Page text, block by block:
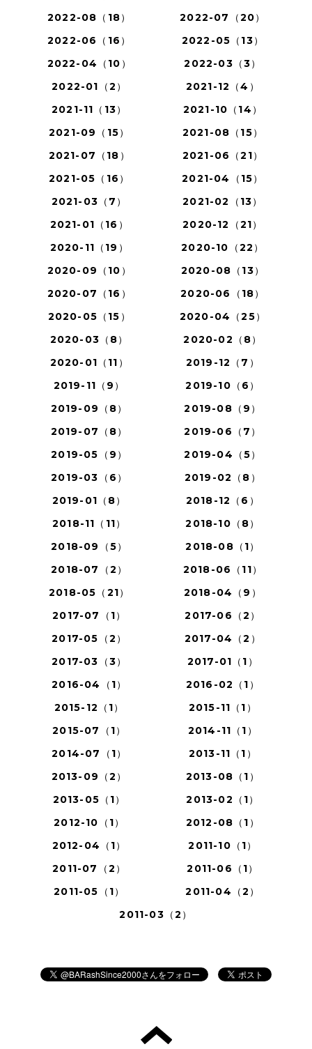
2022-08（18）
2022-07（20）
2022-06（16）
2022-05（13）
2022-04（10）
2022-03（3）
2022-01（2）
2021-12（4）
2021-11（13）
2021-10（14）
2021-09（15）
2021-08（15）
2021-07（18）
2021-06（21）
2021-05（16）
2021-04（15）
2021-03（7）
2021-02（13）
2021-01（16）
2020-12（21）
2020-11（19）
2020-10（22）
2020-09（10）
2020-08（13）
2020-07（16）
2020-06（18）
2020-05（15）
2020-04（25）
2020-03（8）
2020-02（8）
2020-01（11）
2019-12（7）
2019-11（9）
2019-10（6）
2019-09（8）
2019-08（9）
2019-07（8）
2019-06（7）
2019-05（9）
2019-04（5）
2019-03（6）
2019-02（8）
2019-01（8）
2018-12（6）
2018-11（11）
2018-10（8）
2018-09（5）
2018-08（1）
2018-07（2）
2018-06（11）
2018-05（21）
2018-04（9）
2017-07（1）
2017-06（2）
2017-05（2）
2017-04（2）
2017-03（3）
2017-01（1）
2016-04（1）
2016-02（1）
2015-12（1）
2015-11（1）
2015-07（1）
2014-11（1）
2014-07（1）
2013-11（1）
2013-09（2）
2013-08（1）
2013-05（1）
2013-02（1）
2012-10（1）
2012-08（1）
2012-04（1）
2011-10（1）
2011-07（2）
2011-06（1）
2011-05（1）
2011-04（2）
2011-03（2）